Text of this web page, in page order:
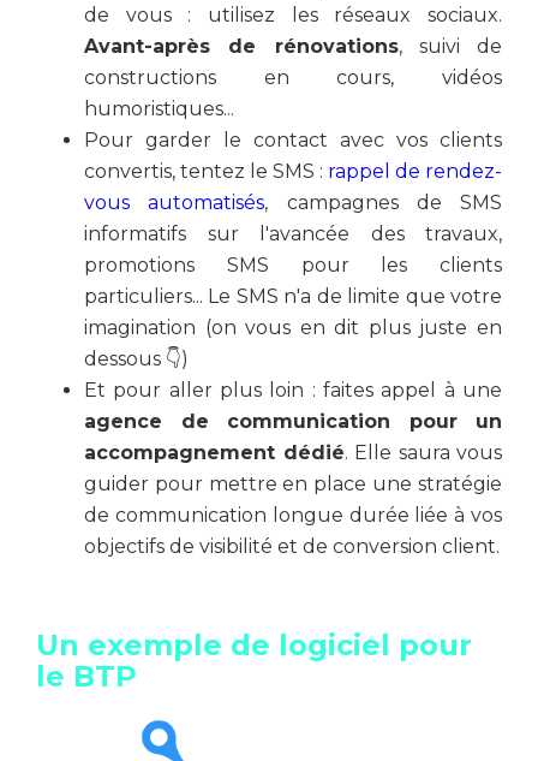
de vous : utilisez les réseaux sociaux.
Avant-après de rénovations, suivi de
constructions en cours, vidéos
humoristiques...
Pour garder le contact avec vos clients
convertis, tentez le SMS : rappel de rendez-
vous automatisés, campagnes de SMS
informatifs sur l'avancée des travaux,
promotions SMS pour les clients
particuliers... Le SMS n'a de limite que votre
imagination (on vous en dit plus juste en
dessous 👇)
Et pour aller plus loin : faites appel à une
agence de communication pour un
accompagnement dédié. Elle saura vous
guider pour mettre en place une stratégie
de communication longue durée liée à vos
objectifs de visibilité et de conversion client.
Un exemple de logiciel pour
le BTP